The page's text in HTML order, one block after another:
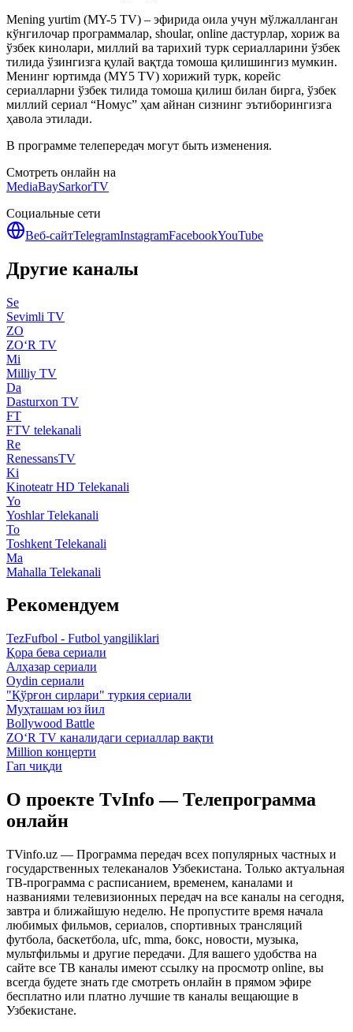
Mening yurtim (MY-5 TV) – эфирида оила учун мўлжалланган
кўнгилочар программалар, shoular, online дастурлар, хориж ва
ўзбек кинолари, миллий ва тарихий турк сериалларини ўзбек
тилида ўзингизга қулай вақтда томоша қилишингиз мумкин.
Менинг юртимда (MY5 TV) хорижий турк, корейс
сериалларни ўзбек тилида томоша қилиш билан бирга, ўзбек
миллий сериал “Номус” ҳам айнан сизнинг эътиборингизга
ҳавола этилади.
В программе телепередач могут быть изменения.
Смотреть онлайн на
MediaBaySarkorTV
Социальные сети
Веб-сайтTelegramInstagramFacebookYouTube
Другие каналы
Se
Sevimli TV
ZO
ZO‘R TV
Mi
Milliy TV
Da
Dasturxon TV
FT
FTV telekanali
Re
RenessansTV
Ki
Kinoteatr HD Telekanali
Yo
Yoshlar Telekanali
To
Toshkent Telekanali
Ma
Mahalla Telekanali
Рекомендуем
TezFufbol - Futbol yangiliklari
Қора бева сериали
Алҳазар сериали
Oydin сериали
"Қўрғон сирлари" туркия сериали
Муҳташам юз йил
Bollywood Battle
ZO‘R TV каналидаги сериаллар вақти
Million концерти
Гап чиқди
О проекте TvInfo — Телепрограмма
онлайн
TVinfo.uz — Программа передач всех популярных частных и
государственных телеканалов Узбекистана. Только актуальная
ТВ-программа с расписанием, временем, каналами и
названиями телевизионных передач на все каналы на сегодня,
завтра и ближайшую неделю. Не пропустите время начала
любимых фильмов, сериалов, спортивных трансляций
футбола, баскетбола, ufc, mma, бокс, новости, музыка,
мультфильмы и другие передачи. Для вашего удобства на
сайте все ТВ каналы имеют ссылку на просмотр online, вы
всегда будете знать где смотреть онлайн в прямом эфире
бесплатно или платно лучшие тв каналы вещающие в
Узбекистане.